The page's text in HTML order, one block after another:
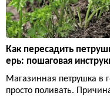
Как пересадить
ерь: пошаговая
Магазинная петрушка в
просто поливать.